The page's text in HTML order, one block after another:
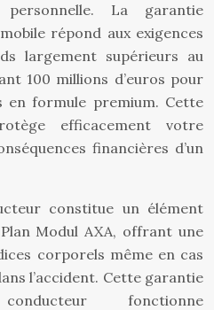
La garantie
répond aux exigences
largement supérieurs au
100 millions d’euros pour
en formule premium. Cette
efficacement votre
financières d’un
constitue un élément
Modul AXA, offrant une
corporels même en cas
l’accident. Cette garantie
fonctionne